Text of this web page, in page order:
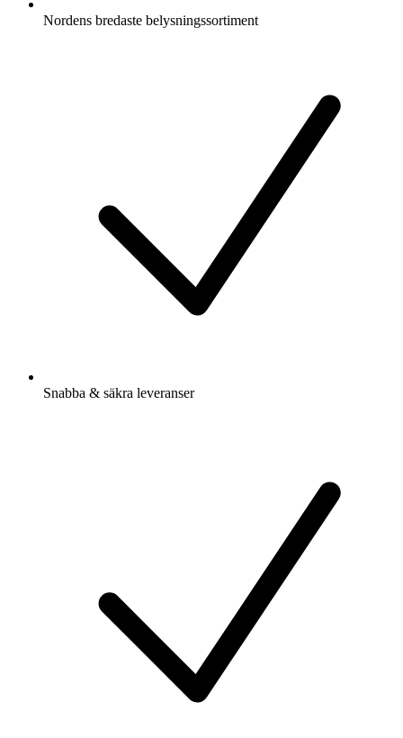
Nordens bredaste belysningssortiment
Snabba & säkra leveranser